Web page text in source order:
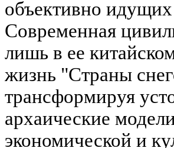
объективно
Современная
лишь в ее
жизнь "Страны
трансформируя
архаические
экономической и